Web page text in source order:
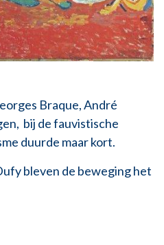
Braque, André
bij de fauvistische
duurde maar kort.
bleven de beweging het